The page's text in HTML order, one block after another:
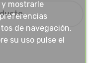
mostrarle
de navegación.
su uso pulse el